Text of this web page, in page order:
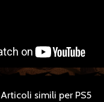
Articoli simili per PS5